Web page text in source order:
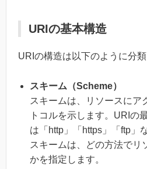
URIの基本構造
URIの構造は以下のように分類
スキーム（Scheme）
スキームは、リソースにア
トコルを示します。URIの
は「http」「https」「ftp」
スキームは、どの方法でリ
かを指定します。